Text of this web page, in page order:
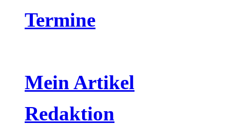
Termine
Mein Artikel
Redaktion